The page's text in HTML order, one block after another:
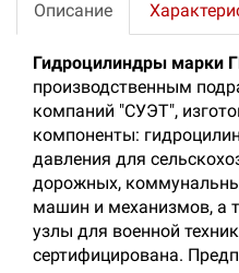
Описание
Гидроцилиндры марки
производственным
компаний "СУЭТ",
компоненты:
давления для
дорожных,
машин и механизмов, а
узлы для военной
сертифицирована.